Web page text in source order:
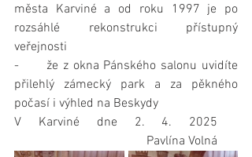
města Karviné a od roku 1997 je po
rozsáhlé rekonstrukci přístupný
veřejnosti
-      že z okna Pánského salonu uvidíte
přilehlý zámecký park a za pěkného
počasí i výhled na Beskydy
V Karviné dne 2. 4. 2025
Pavlína Volná